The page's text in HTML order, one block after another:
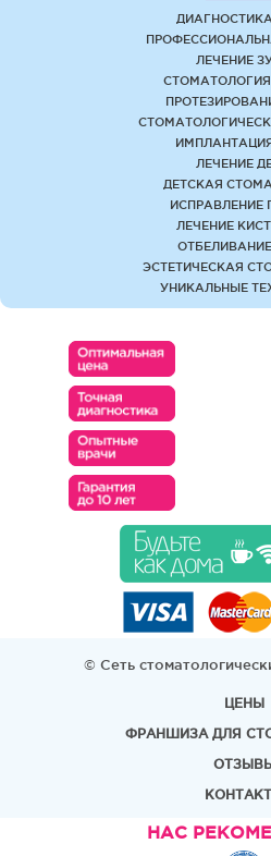
ЛЕЧЕНИЕ
ЛЕЧЕНИЕ
ДЕТСКАЯ
ИСПРАВЛЕНИЕ
ЛЕЧЕНИЕ
ЭСТЕТИЧЕСКАЯ
УНИКАЛЬНЫЕ
© Сеть
ЦЕНЫ
ФРАНШИЗА ДЛЯ
ОТЗЫВЫ
НАС